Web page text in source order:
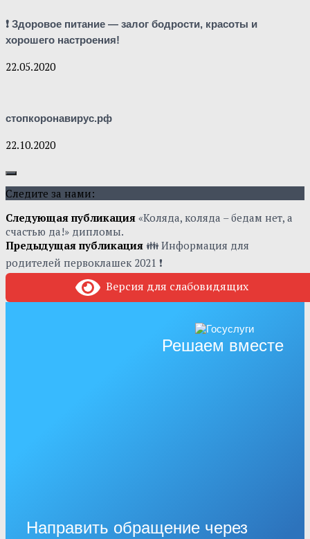
❗ Здоровое питание — залог бодрости, красоты и
хорошего настроения!
22.05.2020
стопкоронавирус.рф
22.10.2020
Следите за нами:
Следующая публикация «Коляда, коляда – бедам нет, а
счастью да!» дипломы.
Предыдущая публикация 👪 Информация для
родителей первоклашек 2021 ❗
Версия для слабовидящих
Решаем вместе
Направить обращение через